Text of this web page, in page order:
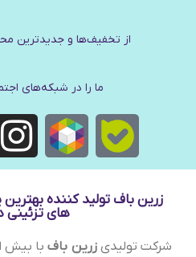
از تخفیف‌ها و جدیدترین‌
ما را در شبکه‌های
زرین باف تولید کننده
های تزئینی
شرکت تولیدیزرین بافبا بیش